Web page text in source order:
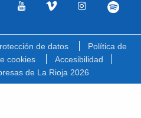
de datos
Política de
cookies
Accesibilidad
de La Rioja 2026